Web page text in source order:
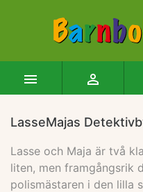
 
LasseMajas
Lasse och Maja är två
liten, men framgångsrik
polismästaren i den lilla